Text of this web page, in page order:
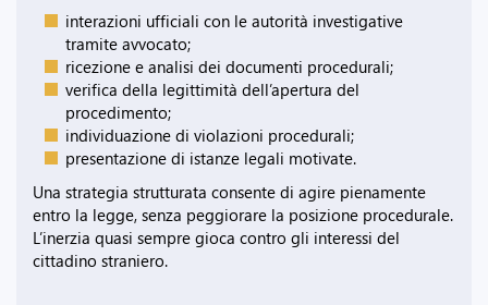
interazioni ufficiali con le autorità investigative
tramite avvocato;
ricezione e analisi dei documenti procedurali;
verifica della legittimità dell’apertura del
procedimento;
individuazione di violazioni procedurali;
presentazione di istanze legali motivate.
Una strategia strutturata consente di agire pienamente
entro la legge, senza peggiorare la posizione procedurale.
L’inerzia quasi sempre gioca contro gli interessi del
cittadino straniero.